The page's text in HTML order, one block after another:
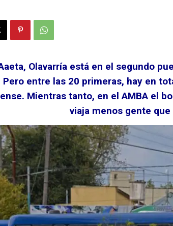
Olavarría está en el segundo
Pero entre las 20 primeras, hay en
Mientras tanto, en el AMBA el
viaja menos gente que